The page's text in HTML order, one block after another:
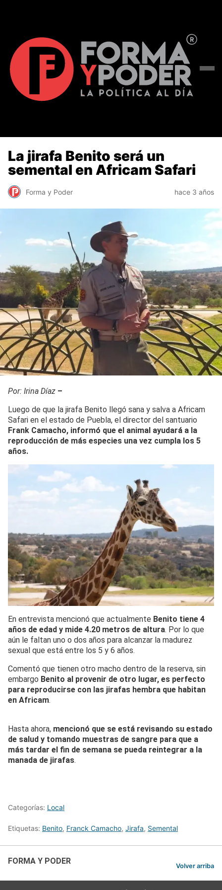
La jirafa Benito será un
semental en Africam Safari
Forma y Poder hace 3 años
Por: Irina Díaz –
Luego de que la jirafa Benito llegó sana y salva a Africam
Safari en el estado de Puebla, el director del santuario
Frank Camacho, informó que el animal ayudará a la
reproducción de más especies una vez cumpla los 5
años.
En entrevista mencionó que actualmente Benito tiene 4
años de edad y mide 4.20 metros de altura. Por lo que
aún le faltan uno o dos años para alcanzar la madurez
sexual que está entre los 5 y 6 años.
Comentó que tienen otro macho dentro de la reserva, sin
embargo Benito al provenir de otro lugar, es perfecto
para reproducirse con las jirafas hembra que habitan
en Africam.
Hasta ahora, mencionó que se está revisando su estado
de salud y tomando muestras de sangre para que a
más tardar el fin de semana se pueda reintegrar a la
manada de jirafas.
Categorías: Local
Etiquetas: Benito, Franck Camacho, Jirafa, Semental
FORMA Y PODER
Volver arriba